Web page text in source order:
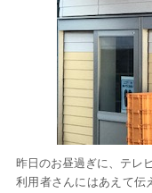
昨日のお昼過ぎに、テレ
利用者さんにはあえて伝